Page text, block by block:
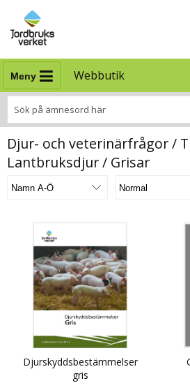
Meny Webbutik
Djur- och veterinärfrågor /
Lantbruksdjur / Grisar
Djurskyddsbestämmelser
gris